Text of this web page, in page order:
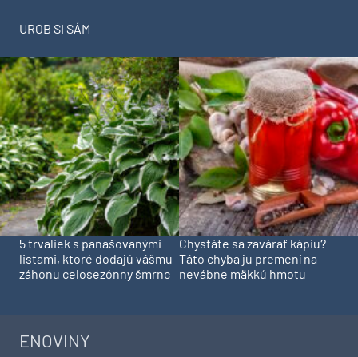
UROB SI SÁM
5 trvaliek s panašovanými
listami, ktoré dodajú vášmu
záhonu celosezónny šmrnc
Chystáte sa zavárať kápiu?
Táto chyba ju premení na
nevábne mäkkú hmotu
ENOVINY